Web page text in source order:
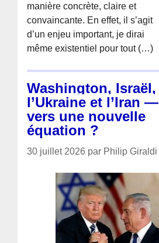
manière concrète, claire et
convaincante. En effet, il s’agit
d’un enjeu important, je dirai
même existentiel pour tout (…)
Washington, Israël,
l’Ukraine et l’Iran —
vers une nouvelle
équation ?
30 juillet 2026 par Philip Giraldi